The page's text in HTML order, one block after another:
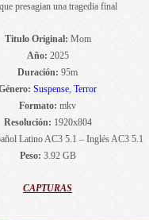
presagian una tragedia final
Titulo Original: Mom
Año: 2025
Duración: 95m
Suspense, Terror
Formato: mkv
Resolución: 1920x804
Latino AC3 5.1 – Inglés AC3 5.1
Peso: 3.92 GB
CAPTURAS